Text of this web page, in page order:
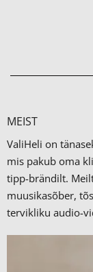
MEIST
ValiHeli on
mis pakub oma
tipp-brändilt.
muusikasõber,
tervikliku audio-